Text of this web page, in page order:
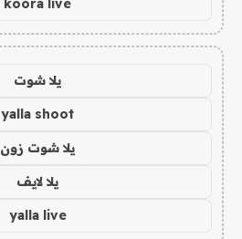
يلا شوت
yalla shoot
يلا شوت زون
يلا لايف
yalla live